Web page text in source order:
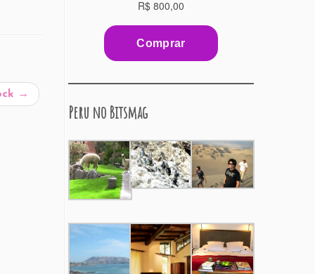
→
Peru no Bitsmag